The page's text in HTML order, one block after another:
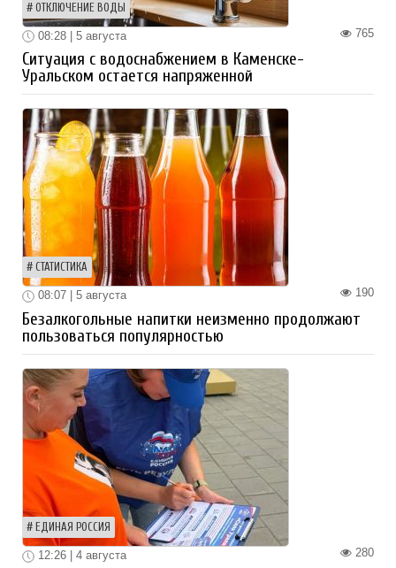
ОТКЛЮЧЕНИЕ ВОДЫ
765
08:28 | 5 августа
Ситуация с водоснабжением в Каменске-
Уральском остается напряженной
СТАТИСТИКА
190
08:07 | 5 августа
Безалкогольные напитки неизменно продолжают
пользоваться популярностью
ЕДИНАЯ РОССИЯ
280
12:26 | 4 августа